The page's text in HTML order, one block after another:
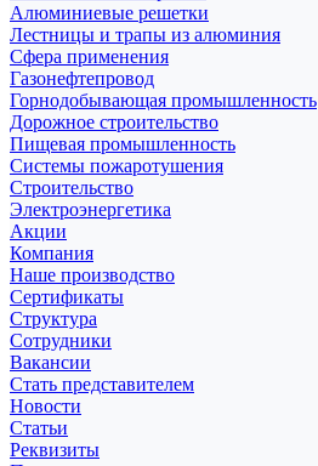
Алюминиевые решетки
Лестницы и трапы из алюминия
Сфера применения
Газонефтепровод
Горнодобывающая промышленность
Дорожное строительство
Пищевая промышленность
Системы пожаротушения
Строительство
Электроэнергетика
Акции
Компания
Наше производство
Сертификаты
Структура
Сотрудники
Вакансии
Стать представителем
Новости
Статьи
Реквизиты